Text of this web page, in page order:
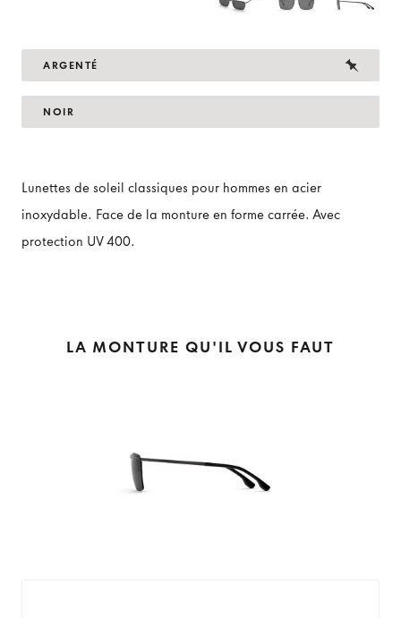
ARGENTÉ
NOIR
Lunettes de soleil classiques pour hommes en acier
inoxydable. Face de la monture en forme carrée. Avec
protection UV 400.
LA MONTURE QU'IL VOUS FAUT